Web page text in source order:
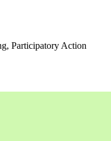
Participatory Action